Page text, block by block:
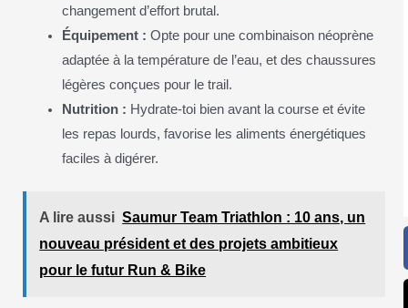
changement d’effort brutal.
Équipement : Opte pour une combinaison néoprène
adaptée à la température de l’eau, et des chaussures
légères conçues pour le trail.
Nutrition : Hydrate-toi bien avant la course et évite
les repas lourds, favorise les aliments énergétiques
faciles à digérer.
A lire aussi Saumur Team Triathlon : 10 ans, un
nouveau président et des projets ambitieux
pour le futur Run & Bike